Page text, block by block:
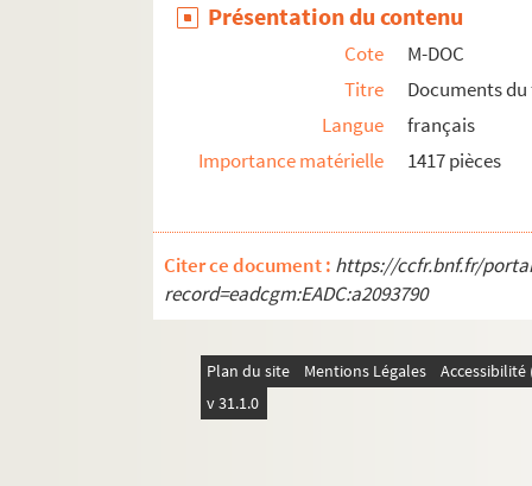
Présentation du contenu
Cote
M-DOC
Titre
Documents
Langue
français
Importance matérielle
1417 pièces
Citer ce document : https://ccfr.bnf.fr/
record=eadcgm:EADC:a2093790
Plan du site Mentions Légales
v 31.1.0